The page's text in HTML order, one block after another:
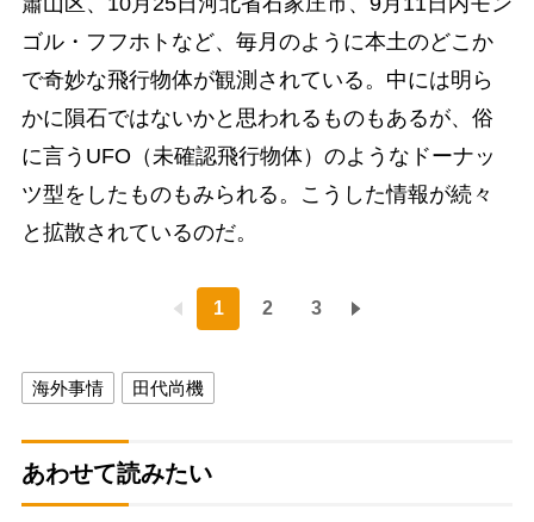
ゴル・フフホトなど、毎月のように本土のどこか
で奇妙な飛行物体が観測されている。中には明ら
かに隕石ではないかと思われるものもあるが、俗
に言うUFO（未確認飛行物体）のようなドーナッ
ツ型をしたものもみられる。こうした情報が続々
と拡散されているのだ。
1 2 3
海外事情 田代尚機
あわせて読みたい